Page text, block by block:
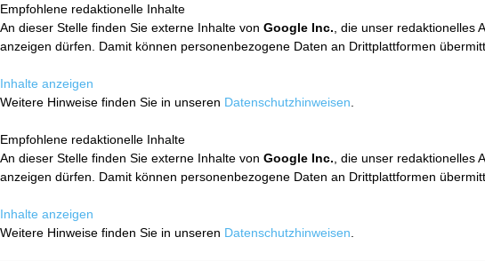
Empfohlene redaktionelle Inhalte
An dieser Stelle finden Sie externe Inhalte von Google Inc. , die unser
anzeigen dürfen. Damit können personenbezogene Daten an Drittplattformen
Inhalte anzeigen
Weitere Hinweise finden Sie in unseren Datenschutzhinweisen
Empfohlene redaktionelle Inhalte
An dieser Stelle finden Sie externe Inhalte von Google Inc. , die unser
anzeigen dürfen. Damit können personenbezogene Daten an Drittplattformen
Inhalte anzeigen
Weitere Hinweise finden Sie in unseren Datenschutzhinweisen